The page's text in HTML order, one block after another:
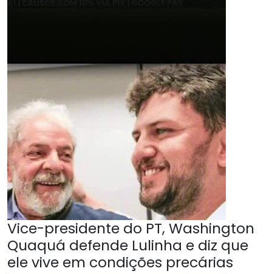
Vice-presidente do PT, Washington
Quaquá defende Lulinha e diz que
ele vive em condições precárias